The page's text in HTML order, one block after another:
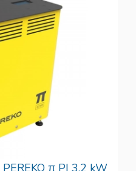
PEREKO π PI 3.2 kW